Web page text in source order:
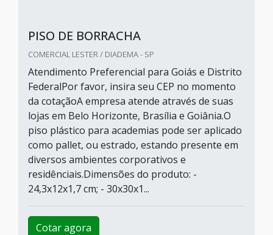
PISO DE BORRACHA
COMERCIAL LESTER / DIADEMA - SP
Atendimento Preferencial para Goiás e Distrito
FederalPor favor, insira seu CEP no momento
da cotaçãoA empresa atende através de suas
lojas em Belo Horizonte, Brasília e Goiânia.O
piso plástico para academias pode ser aplicado
como pallet, ou estrado, estando presente em
diversos ambientes corporativos e
residênciais.Dimensões do produto: -
24,3x12x1,7 cm; - 30x30x1...
Cotar agora